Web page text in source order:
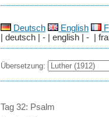
Deutsch English
| deutsch | - | english | - |
Übersetzung:
Tag 32: Psalm